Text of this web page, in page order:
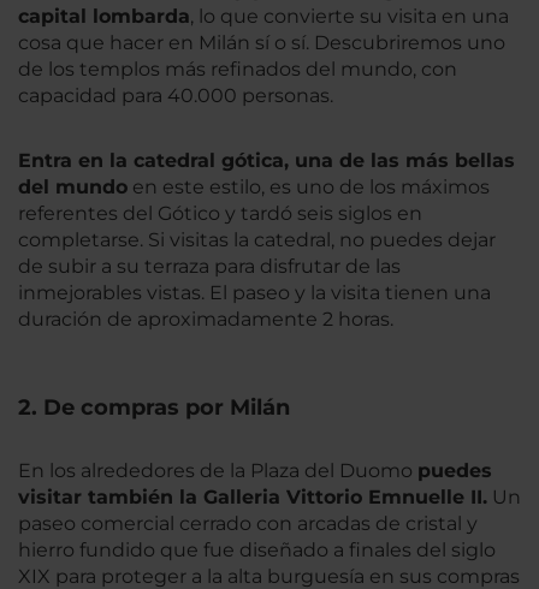
capital lombarda, lo que convierte su visita en una
cosa que hacer en Milán sí o sí. Descubriremos uno
de los templos más refinados del mundo, con
capacidad para 40.000 personas.
Entra en la catedral gótica, una de las más bellas
del mundo en este estilo, es uno de los máximos
referentes del Gótico y tardó seis siglos en
completarse. Si visitas la catedral, no puedes dejar
de subir a su terraza para disfrutar de las
inmejorables vistas. El paseo y la visita tienen una
duración de aproximadamente 2 horas.
2. De compras por Milán
En los alrededores de la Plaza del Duomo puedes
visitar también la Galleria Vittorio Emnuelle II. Un
paseo comercial cerrado con arcadas de cristal y
hierro fundido que fue diseñado a finales del siglo
XIX para proteger a la alta burguesía en sus compras